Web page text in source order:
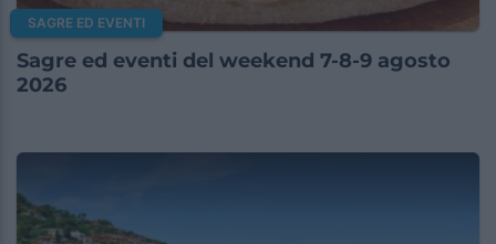
SAGRE ED EVENTI
Sagre ed eventi del weekend 7-8-9 agosto
2026